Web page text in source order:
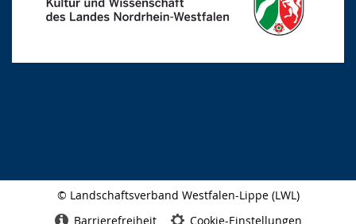
© Landschaftsverband Westfalen-Lippe (LWL)
Barrierefreiheit Cookie-Einstellungen